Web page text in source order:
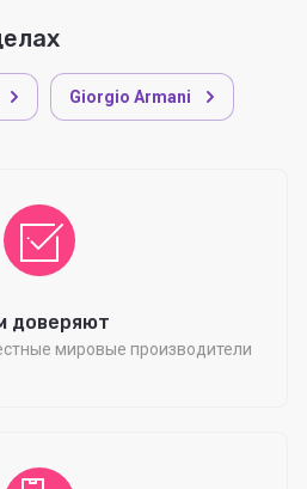
Giorgio Armani
доверяют
мировые производители